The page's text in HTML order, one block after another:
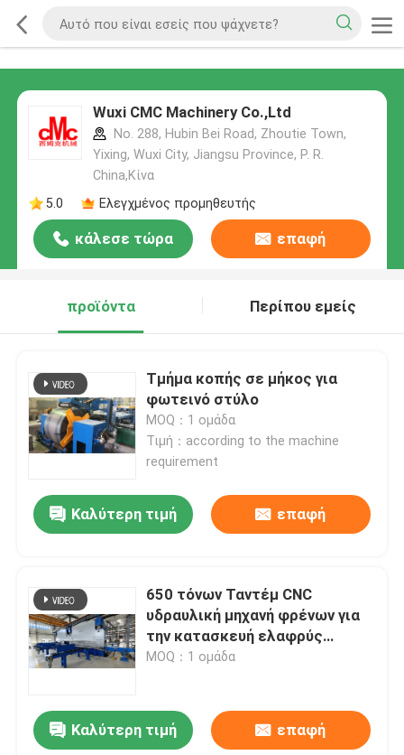
Wuxi CMC Machinery Co.,Ltd
No. 288, Hubin Bei Road, Zhoutie Town,
Yixing, Wuxi City, Jiangsu Province, P. R.
China,Κίνα
5.0
Ελεγχμένος προμηθευτής
κάλεσε τώρα επαφή
προϊόντα Περίπου εμείς
Τμήμα κοπής σε μήκος για
φωτεινό στύλο
MOQ：1 ομάδα
Τιμή：according to the machine
requirement
Καλύτερη τιμή επαφή
650 τόνων Ταντέμ CNC
υδραυλική μηχανή φρένων για
την κατασκευή ελαφρύς
στύλου και υψηλού μαστού
MOQ：1 ομάδα
Καλύτερη τιμή επαφή